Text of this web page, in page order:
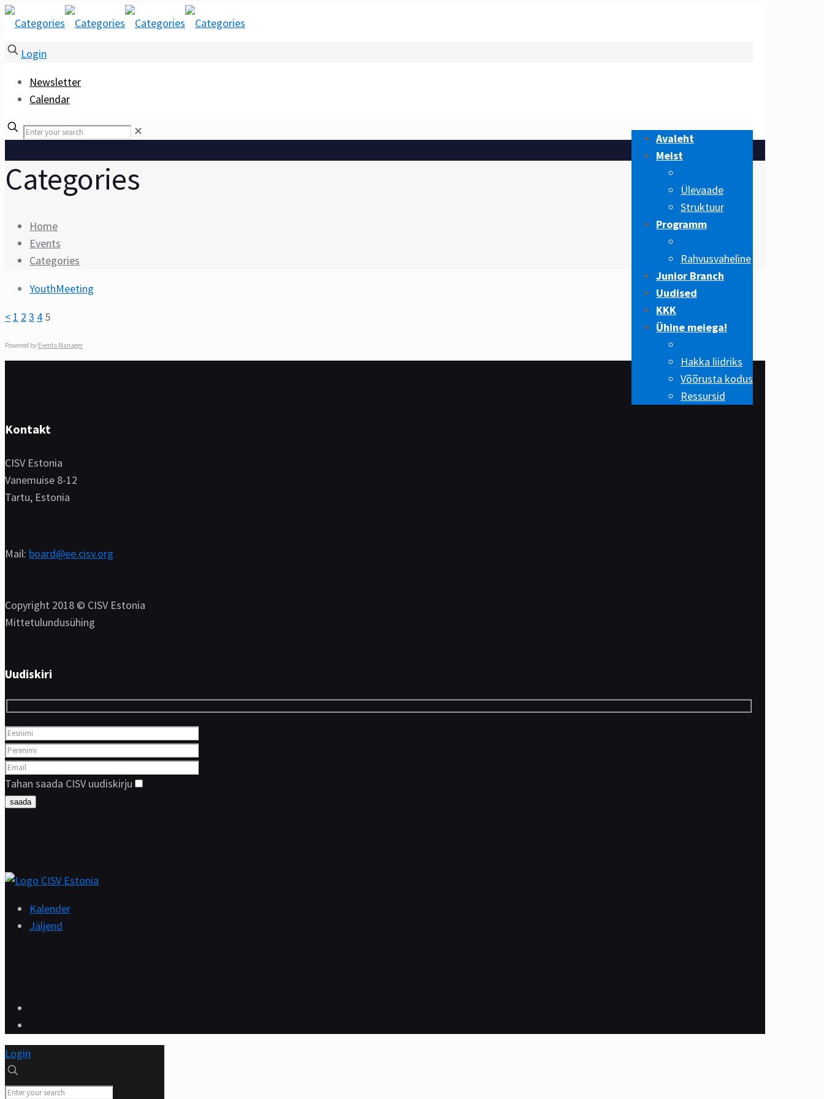
Login
Newsletter
Calendar
Avaleht
Meist
Ülevaade
Struktuur
Programm
Rahvusvaheline
Junior Branch
Uudised
KKK
Ühine meiega!
Hakka liidriks
Võõrusta kodus
Ressursid
✕
Categories
Home
Events
Categories
YouthMeeting
< 1 2 3 4 5
Powered by Events Manager
Kontakt
CISV Estonia
Vanemuise 8-12
Tartu, Estonia
Mail: board@ee.cisv.org
Copyright 2018 © CISV Estonia
Mittetulundusühing
Uudiskiri
Tahan saada CISV uudiskirju
Kalender
Jäljend
Login